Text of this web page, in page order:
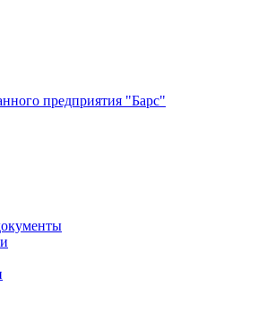
предприятия "Барс"